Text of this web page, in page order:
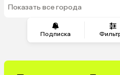
Подписка
Показать все города